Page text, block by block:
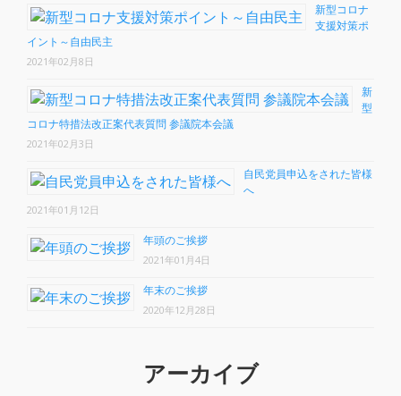
新型コロナ
支援対策ポ
イント～自由民主
2021年02月8日
新
型
コロナ特措法改正案代表質問 参議院本会議
2021年02月3日
自民党員申込をされた皆様
へ
2021年01月12日
年頭のご挨拶
2021年01月4日
年末のご挨拶
2020年12月28日
アーカイブ